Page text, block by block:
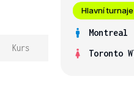
Kurs
Hlavní turnaje
Montreal
Toronto